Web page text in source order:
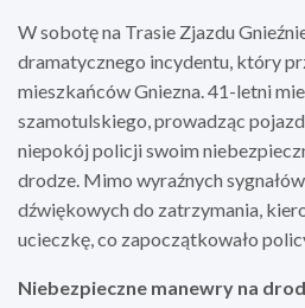
W sobotę na Trasie Zjazdu
dramatycznego incydentu, który
mieszkańców Gniezna. 41-letni
szamotulskiego, prowadząc
niepokój policji swoim
drodze. Mimo wyraźnych
dźwiękowych do zatrzymania,
ucieczkę, co zapoczątkowało
Niebezpieczne manewry na